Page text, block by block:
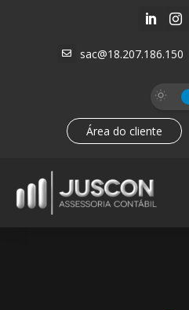
 
 sac@18.207.186.150
Área do cliente